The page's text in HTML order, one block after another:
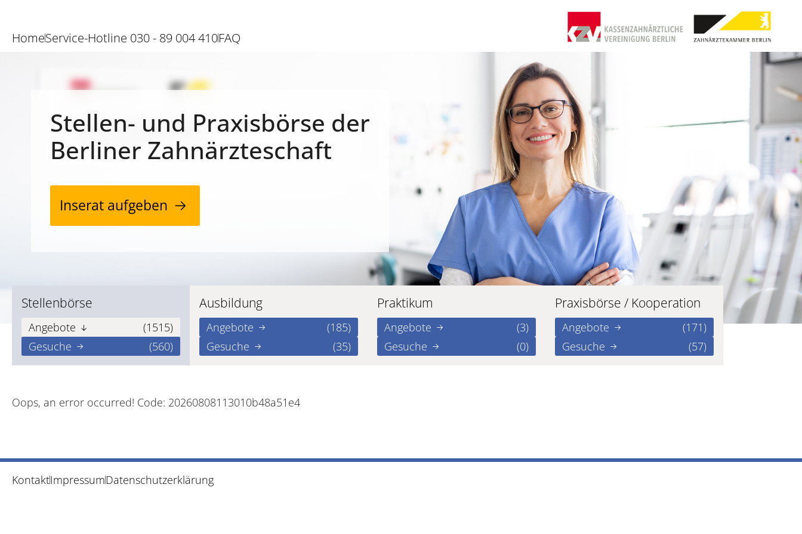
HomeService-Hotline 030 - 89 004 410FAQ
Stellen- und Praxisbörse der
Berliner Zahnärzteschaft
Inserat aufgeben
Stellenbörse
Angebote
(1515)
Gesuche
(560)
Ausbildung
Angebote
(185)
Gesuche
(35)
Praktikum
Angebote
(3)
Gesuche
(0)
Praxisbörse / Kooperation
Angebote
(171)
Gesuche
(57)
Oops, an error occurred! Code: 20260808113010b48a51e4
KontaktImpressumDatenschutzerklärung